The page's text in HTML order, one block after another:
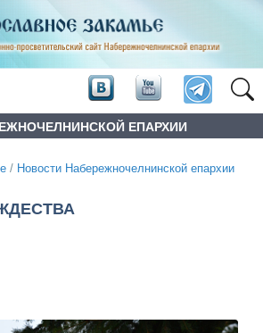
ЕПАРХИИ
/ Новости Набережночелнинской епархии